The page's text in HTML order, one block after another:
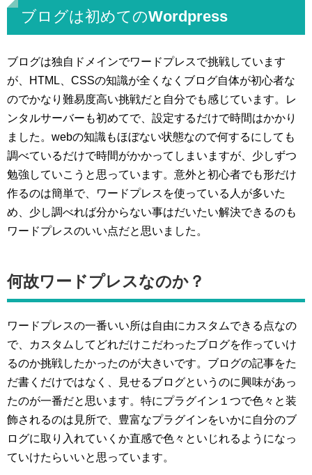
ブログは初めてのWordpress
ブログは独自ドメインでワードプレスで挑戦しています
が、HTML、CSSの知識が全くなくブログ自体が初心者な
のでかなり難易度高い挑戦だと自分でも感じています。レ
ンタルサーバーも初めてで、設定するだけで時間はかかり
ました。webの知識もほぼない状態なので何するにしても
調べているだけで時間がかかってしまいますが、少しずつ
勉強していこうと思っています。意外と初心者でも形だけ
作るのは簡単で、ワードプレスを使っている人が多いた
め、少し調べれば分からない事はだいたい解決できるのも
ワードプレスのいい点だと思いました。
何故ワードプレスなのか？
ワードプレスの一番いい所は自由にカスタムできる点なの
で、カスタムしてどれだけこだわったブログを作っていけ
るのか挑戦したかったのが大きいです。ブログの記事をた
だ書くだけではなく、見せるブログというのに興味があっ
たのが一番だと思います。特にプラグイン１つで色々と装
飾されるのは見所で、豊富なプラグインをいかに自分のブ
ログに取り入れていくか直感で色々といじれるようになっ
ていけたらいいと思っています。